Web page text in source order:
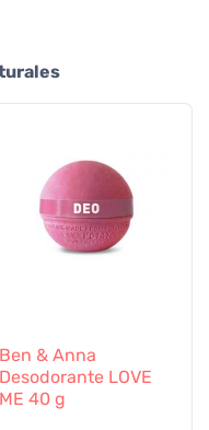
Ben & Anna
Desodorante LOVE
ME 40 g